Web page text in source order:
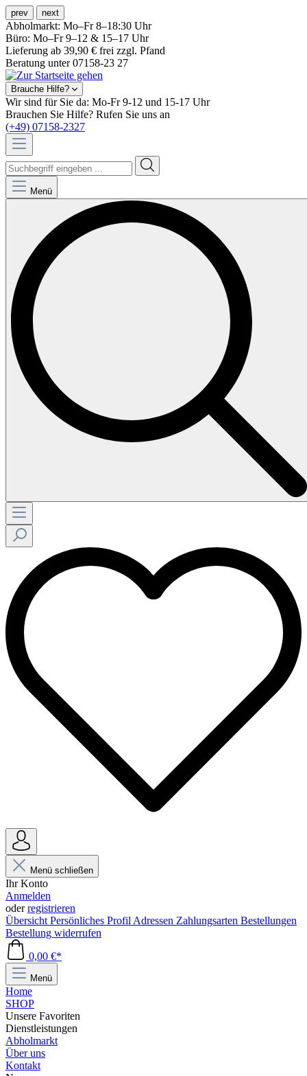
prev next
Abholmarkt: Mo–Fr 8–18:30 Uhr
Büro: Mo–Fr 9–12 & 15–17 Uhr
Lieferung ab 39,90 € frei zzgl. Pfand
Beratung unter 07158-23 27
Brauche Hilfe?
Wir sind für Sie da: Mo-Fr 9-12 und 15-17 Uhr
Brauchen Sie Hilfe? Rufen Sie uns an
(+49) 07158-2327
Menü
Menü schließen
Ihr Konto
Anmelden
oderregistrieren
Übersicht Persönliches Profil Adressen Zahlungsarten Bestellungen
Bestellung widerrufen
0,00 €*
Menü
Home
SHOP
Unsere Favoriten
Dienstleistungen
Abholmarkt
Über uns
Kontakt